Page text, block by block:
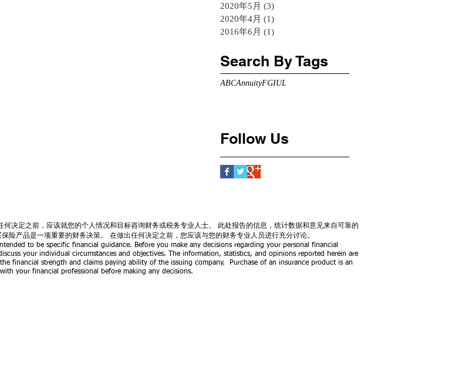
2020年5月 (3)
2020年4月 (1)
2016年6月 (1)
Search By Tags
ABCAnnuityFGIUL
Follow Us
决定之前，应该就您的个人情况和目标咨询财务或税务专业人士。 此处报告的信息，统计数据和意见来自可靠的
险产品是一项重要的财务决策。 在做出任何决定之前，您应该与您的财务专业人员进行充分讨论。
to be specific financial guidance. Before you make any decisions regarding your personal financial
your individual circumstances and objectives. The information, statistics, and opinions reported herein are
financial strength and claims paying ability of the issuing company.
Purchase of an insurance product is an
your financial professional before making any decisions.